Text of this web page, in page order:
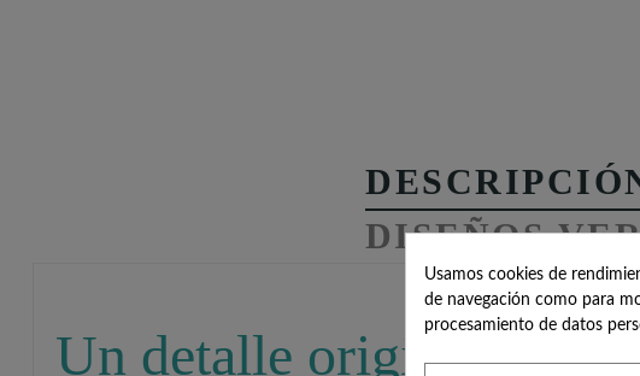
DISEÑOS
Un detalle original y
Usamos cookies de
de navegación como para
procesamiento de datos